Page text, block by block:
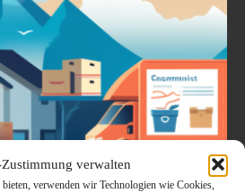
verwalten
verwenden wir Technologien wie Cookies,